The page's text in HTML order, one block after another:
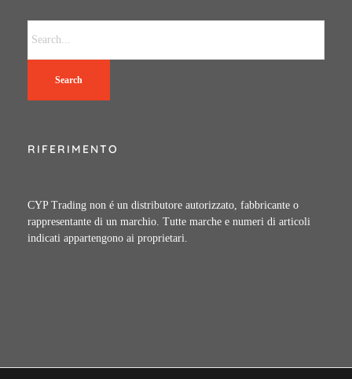
Search
RIFERIMENTO
CYP Trading non é un distributore autorizzato, fabbricante o
rappresentante di un marchio. Tutte marche e numeri di articoli
indicati appartengono ai proprietari.